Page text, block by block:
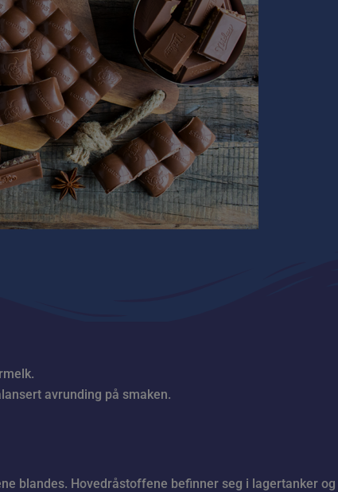
avrunding på smaken.
blandes. Hovedråstoffene befinner seg i lagertanker og